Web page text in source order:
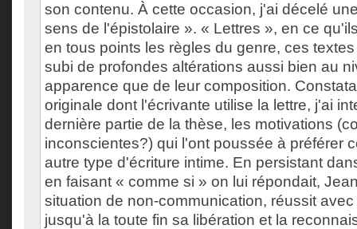
son contenu. À cette occasion, j'ai décelé
sens de l'épistolaire ». « Lettres », en ce
en tous points les règles du genre, ces
subi de profondes altérations aussi bien au
apparence que de leur composition.
originale dont l'écrivante utilise la lettre, j'ai
dernière partie de la thèse, les motivations
inconscientes?) qui l'ont poussée à préférer
autre type d'écriture intime. En persistant
en faisant « comme si » on lui répondait,
situation de non-communication, réussit
jusqu'à la toute fin sa libération et la